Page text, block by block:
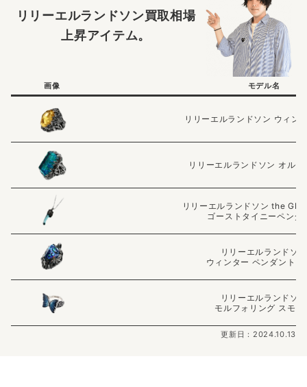
リリーエルランドソン買取相場
上昇アイテム。
画像 モデル名
リリーエルランドソン ウィン
リリーエルランドソン オルセ
リリーエルランドソン the
ゴーストタイニーペンダ
リリーエルランドソン
ウィンター ペンダントト
リリーエルランドソン
モルフォリング スモー
更新日：2024.10.13